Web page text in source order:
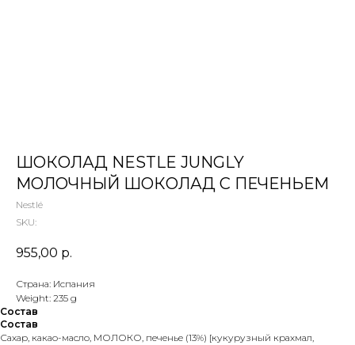
ШОКОЛАД NESTLE JUNGLY
МОЛОЧНЫЙ ШОКОЛАД С ПЕЧЕНЬЕМ
Nestlé
SKU:
955,00 р.
Страна: Испания
Weight: 235 g
Состав
Состав
Сахар, какао-масло, МОЛОКО, печенье (13%) [кукурузный крахмал,